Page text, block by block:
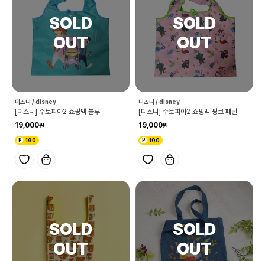
디즈니 / disney
[디즈니] 주토피아2 쇼핑백 블루
19,000
190
디즈니 / disney
[디즈니] 주토피아2 쇼핑백 핑크 패턴
19,000
190